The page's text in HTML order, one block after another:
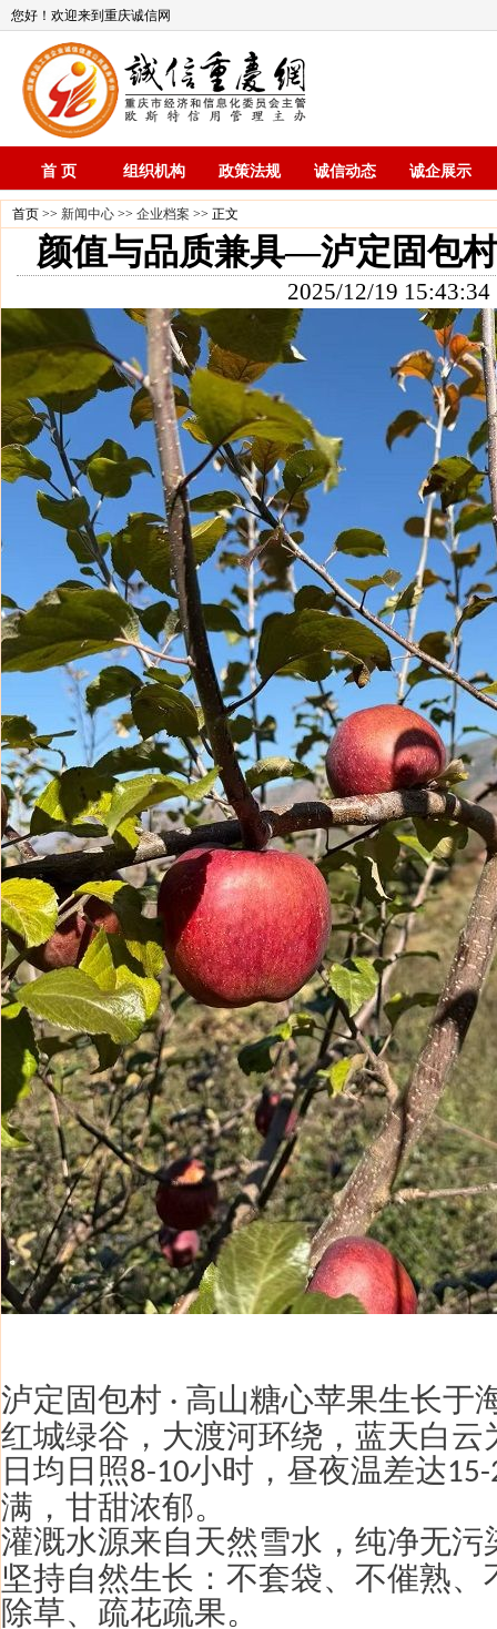
您好！欢迎来到重庆诚信网
首 页 组织机构 政策法规 诚信动态 诚企展示
首页 >> 新闻中心 >> 企业档案 >> 正文
颜值与品质兼具—泸定固包
2025/12/19 15:43:34
泸定固包村 · 高山糖心苹果生长于
红城绿谷，大渡河环绕，蓝天白
日均日照8-10小时，昼夜温差达
满，甘甜浓郁。
灌溉水源来自天然雪水，纯净无污
坚持自然生长：不套袋、不催熟
除草、疏花疏果。